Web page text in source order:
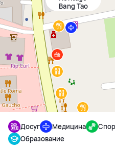
Bang Tao
Досуг Медицина
Образование